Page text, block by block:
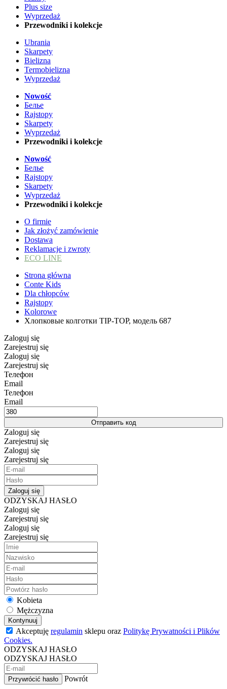
Plus size
Wyprzedaż
Przewodniki i kolekcje
Ubrania
Skarpety
Bielizna
Termobielizna
Wyprzedaż
Nowość
Белье
Rajstopy
Skarpety
Wyprzedaż
Przewodniki i kolekcje
Nowość
Белье
Rajstopy
Skarpety
Wyprzedaż
Przewodniki i kolekcje
O firmie
Jak złożyć zamówienie
Dostawa
Reklamacje i zwroty
ECO LINE
Strona główna
Conte Kids
Dla chłopców
Rajstopy
Kolorowe
Хлопковые колготки TIP-TOP, модель 687
Zaloguj się
Zarejestruj się
Zaloguj się
Zarejestruj się
Телефон
Email
Телефон
Email
Отправить код
Zaloguj się
Zarejestruj się
Zaloguj się
Zarejestruj się
Zaloguj się
ODZYSKAJ HASŁO
Zaloguj się
Zarejestruj się
Zaloguj się
Zarejestruj się
Kobieta
Mężczyzna
Kontynuuj
Akceptuję regulamin sklepu oraz Politykę Prywatności i Plików
Cookies.
ODZYSKAJ HASŁO
ODZYSKAJ HASŁO
Przywrócić hasło
Powrót